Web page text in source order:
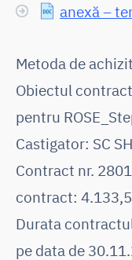
anexă –
Metoda de
Obiectul
pentru
Castigator: SC
Contract nr.
contract:
Durata
pe data de